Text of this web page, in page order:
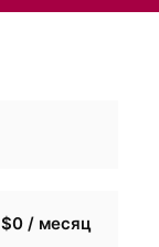
$0 / месяц